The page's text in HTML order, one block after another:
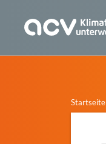
Startseite